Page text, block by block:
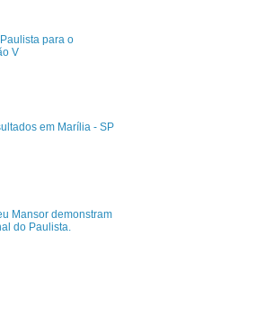
para o
V
em Marília - SP
Mansor demonstram
do Paulista.